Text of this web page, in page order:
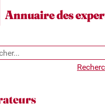
Annuaire des